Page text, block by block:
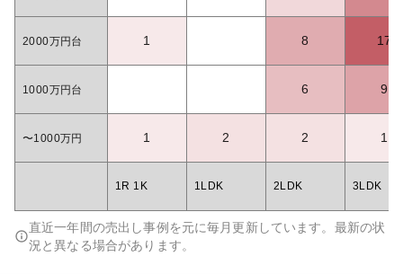
2000万円台 1 8 17
1000万円台 6 9
〜1000万円 1 2 2 1
1R 1K 1LDK 2LDK 3LDK
直近一年間の売出し事例を元に毎月更新しています。最新の状
況と異なる場合があります。